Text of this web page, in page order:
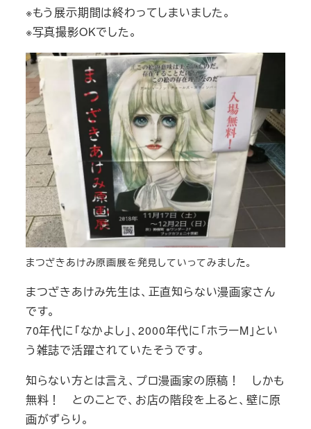
※もう展示期間は終わってしまいました。
※写真撮影OKでした。
まつざきあけみ原画展を発見していってみました。
まつざきあけみ先生は、正直知らない漫画家さん
です。
70年代に「なかよし」、2000年代に「ホラーM」とい
う雑誌で活躍されていたそうです。
知らない方とは言え、プロ漫画家の原稿！ しかも
無料！ とのことで、お店の階段を上ると、壁に原
画がずらり。